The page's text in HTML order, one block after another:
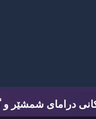
درامای شمشێر